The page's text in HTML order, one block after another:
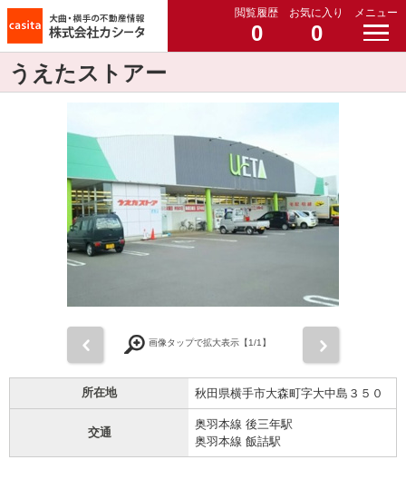
閲覧履歴
0
お気に入り
0
メニュー
うえたストアー
画像タップで拡大表示【1/1】
所在地 秋田県横手市大森町字大中島３５０
交通
奥羽本線 後三年駅
奥羽本線 飯詰駅